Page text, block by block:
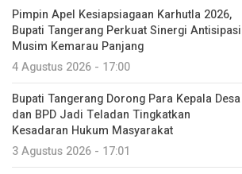
Pimpin Apel Kesiapsiagaan Karhutla 2026,
Bupati Tangerang Perkuat Sinergi Antisipasi
Musim Kemarau Panjang
4 Agustus 2026 - 17:00
Bupati Tangerang Dorong Para Kepala Desa
dan BPD Jadi Teladan Tingkatkan
Kesadaran Hukum Masyarakat
3 Agustus 2026 - 17:01